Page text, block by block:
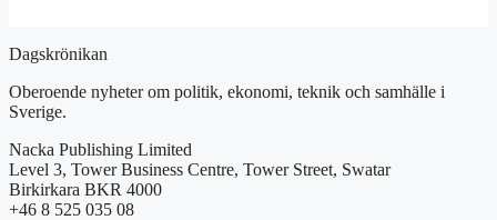
Dagskrönikan
Oberoende nyheter om politik, ekonomi, teknik och samhälle i
Sverige.
Nacka Publishing Limited
Level 3, Tower Business Centre, Tower Street, Swatar
Birkirkara BKR 4000
+46 8 525 035 08